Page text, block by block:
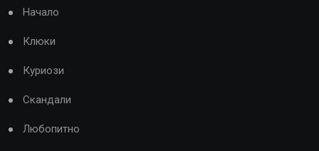
Начало
Клюки
Куриози
Скандали
Любопитно